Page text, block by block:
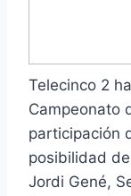
Telecinco 2
Campeonato
participación
posibilidad
Jordi Gené,